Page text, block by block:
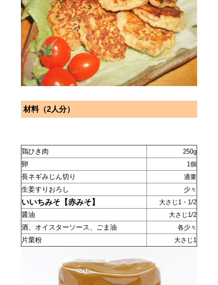
材料（2人分）
鶏ひき肉 250g
卵 1個
長ネギみじん切り 適量
生姜すりおろし 少々
いいちみそ【赤みそ】 大さじ1・1/2
醤油 大さじ1/2
酒、オイスターソース、ごま油 各少々
片栗粉 大さじ1